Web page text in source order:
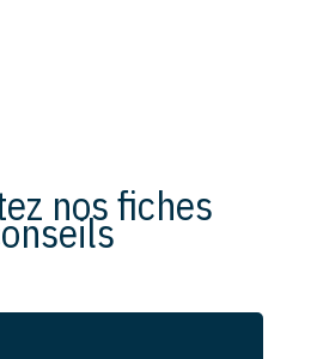
nos fiches